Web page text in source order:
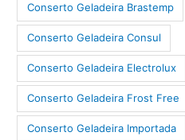
Conserto Geladeira Brastemp
Conserto Geladeira Consul
Conserto Geladeira Electrolux
Conserto Geladeira Frost Free
Conserto Geladeira Importada